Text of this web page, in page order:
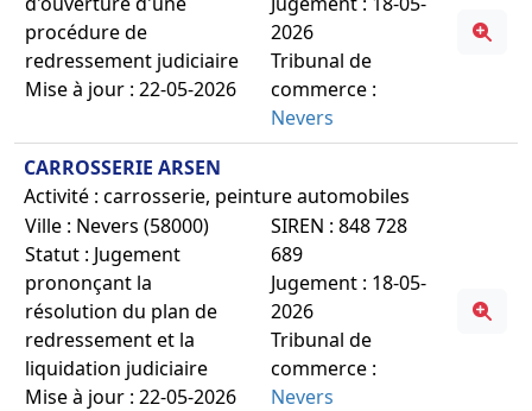
procédure de
redressement judiciaire
Mise à jour : 22-05-2026
2026
Tribunal de
commerce :
Nevers
CARROSSERIE ARSEN
Activité : carrosserie, peinture automobiles
Ville : Nevers (58000)
Statut : Jugement
prononçant la
résolution du plan de
redressement et la
liquidation judiciaire
Mise à jour : 22-05-2026
SIREN : 848 728
689
Jugement : 18-05-
2026
Tribunal de
commerce :
Nevers